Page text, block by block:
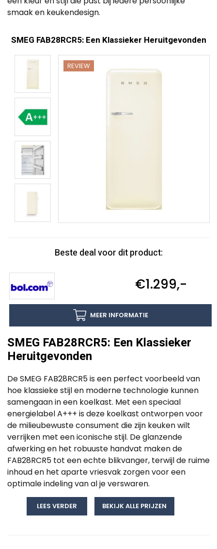
smaak en keukendesign.
SMEG FAB28RCR5: Een Klassieker Heruitgevonden
REVIEW
Beste deal voor dit product:
€1.299,-
MEER INFORMATIE
SMEG FAB28RCR5: Een Klassieker
Heruitgevonden
De SMEG FAB28RCR5 is een perfect voorbeeld van
hoe klassieke stijl en moderne technologie kunnen
samengaan in een koelkast. Met een speciaal
energielabel A+++ is deze koelkast ontworpen voor
de milieubewuste consument die zijn keuken wilt
verrijken met een iconische stijl. De glanzende
afwerking en het robuuste handvat maken de
FAB28RCR5 tot een echte blikvanger, terwijl de ruime
inhoud en het aparte vriesvak zorgen voor een
optimale indeling van al je verswaren.
LEES VERDER BEKIJK ALLE PRIJZEN